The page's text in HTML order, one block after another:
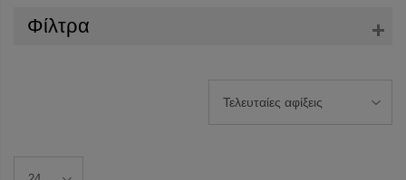
Φίλτρα